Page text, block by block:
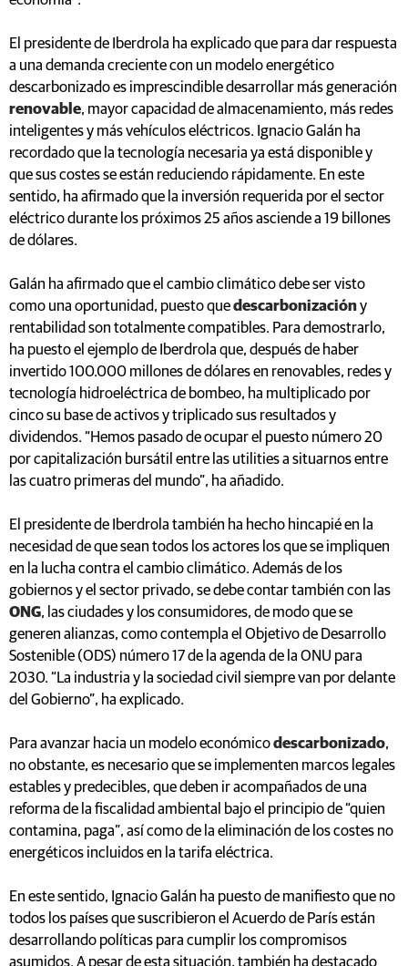
El presidente de Iberdrola ha explicado que para dar respuesta
a una demanda creciente con un modelo energético
descarbonizado es imprescindible desarrollar más generación
renovable, mayor capacidad de almacenamiento, más redes
inteligentes y más vehículos eléctricos. Ignacio Galán ha
recordado que la tecnología necesaria ya está disponible y
que sus costes se están reduciendo rápidamente. En este
sentido, ha afirmado que la inversión requerida por el sector
eléctrico durante los próximos 25 años asciende a 19 billones
de dólares.
Galán ha afirmado que el cambio climático debe ser visto
como una oportunidad, puesto quedescarbonizacióny
rentabilidad son totalmente compatibles. Para demostrarlo,
ha puesto el ejemplo de Iberdrola que, después de haber
invertido 100.000 millones de dólares en renovables, redes y
tecnología hidroeléctrica de bombeo, ha multiplicado por
cinco su base de activos y triplicado sus resultados y
dividendos. “Hemos pasado de ocupar el puesto número 20
por capitalización bursátil entre las utilities a situarnos entre
las cuatro primeras del mundo”, ha añadido.
El presidente de Iberdrola también ha hecho hincapié en la
necesidad de que sean todos los actores los que se impliquen
en la lucha contra el cambio climático. Además de los
gobiernos y el sector privado, se debe contar también con las
ONG, las ciudades y los consumidores, de modo que se
generen alianzas, como contempla el Objetivo de Desarrollo
Sostenible (ODS) número 17 de la agenda de la ONU para
2030. “La industria y la sociedad civil siempre van por delante
del Gobierno”, ha explicado.
Para avanzar hacia un modelo económicodescarbonizado,
no obstante, es necesario que se implementen marcos legales
estables y predecibles, que deben ir acompañados de una
reforma de la fiscalidad ambiental bajo el principio de “quien
contamina, paga”, así como de la eliminación de los costes no
energéticos incluidos en la tarifa eléctrica.
En este sentido, Ignacio Galán ha puesto de manifiesto que no
todos los países que suscribieron el Acuerdo de París están
desarrollando políticas para cumplir los compromisos
asumidos. A pesar de esta situación, también ha destacado